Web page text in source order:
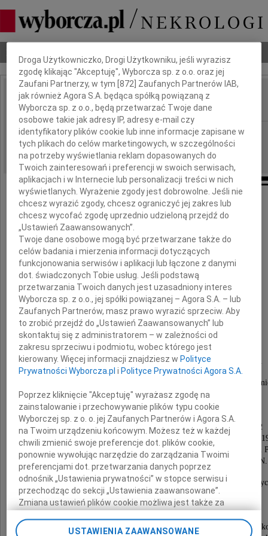
IMIĘ I NAZWISKO: Czesław Druet
REGION: Gdańsk
DATA EMISJI: 13.07.2016
W dniu 10 lipca 2016 roku
prof. dr hab.
Czesław Druet
członek rzeczywisty Polskiej Akademii Nauk.
Wybitny uczony specjalizujący się w
morskich budowli i akwenów portowych,
dynamice morza oraz oceanografii fizycznej.
Członek Prezydium PAN w latach 1993-2002
Sekretarz Naukowy Oddziału PAN w Gdańsku w latach
Twórca i wieloletni Dyrektor Instytutu Oceanologii
zasłużony członek Komitetu Badań Morza PAN.
Członek międzynarodowych organizacji
uhonorowany licznymi nagrodami
i wysokimi odznaczeniami państwowymi.
Żegnamy cenionego badacza i organizatora życia
Dbamy o Twoją prywatność
Droga Użytkowniczko, Drogi Użytkowniku, jeśli wyrazisz
zgodę klikając "Akceptuję", Wyborcza sp. z o.o. oraz jej
Zaufani Partnerzy, w tym [872 ] Zaufanych Partnerów IAB,
jak również Agora S.A. będąca spółką powiązaną z
Wyborcza sp. z o.o., będą przetwarzać Twoje dane
osobowe takie jak adresy IP, adresy e-mail czy
identyfikatory plików cookie lub inne informacje zapisane w
tych plikach do celów marketingowych, w szczególności
na potrzeby wyświetlania reklam dopasowanych do
Twoich zainteresowań i preferencji w swoich serwisach,
aplikacjach i w Internecie lub personalizacji treści w nich
wyświetlanych. Wyrażenie zgody jest dobrowolne. Jeśli nie
chcesz wyrazić zgody, chcesz ograniczyć jej zakres lub
chcesz wycofać zgodę uprzednio udzieloną przejdź do
„Ustawień Zaawansowanych”.
Twoje dane osobowe mogą być przetwarzane także do
celów badania i mierzenia informacji dotyczących
funkcjonowania serwisów i aplikacji lub łączone z danymi
dot. świadczonych Tobie usług. Jeśli podstawą
przetwarzania Twoich danych jest uzasadniony interes
Wyborcza sp. z o.o., jej spółki powiązanej – Agora S.A. – lub
Zaufanych Partnerów, masz prawo wyrazić sprzeciw. Aby
to zrobić przejdź do „Ustawień Zaawansowanych” lub
skontaktuj się z administratorem – w zależności od
zakresu sprzeciwu i podmiotu, wobec którego jest
kierowany. Więcej informacji znajdziesz w Polityce
Prywatności Wyborcza.pl i Polityce Prywatności Agora S.A.
Poprzez kliknięcie "Akceptuję" wyrażasz zgodę na
zainstalowanie i przechowywanie plików typu cookie
Wyborczej sp. z o. o. jej Zaufanych Partnerów i Agora S.A.
na Twoim urządzeniu końcowym. Możesz też w każdej
chwili zmienić swoje preferencje dot. plików cookie,
ponownie wywołując narzędzie do zarządzania Twoimi
preferencjami dot. przetwarzania danych poprzez
odnośnik „Ustawienia prywatności” w stopce serwisu i
przechodząc do sekcji „Ustawienia zaawansowane”.
Zmiana ustawień plików cookie możliwa jest także za
USTAWIENIA ZAAWANSOWANE